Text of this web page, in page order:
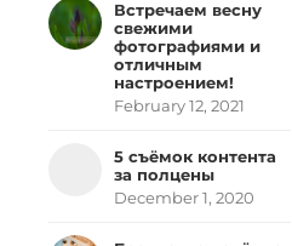
Встречаем весну
свежими
фотографиями и
отличным
настроением!
February 12, 2021
5 съёмок контента
за полцены
December 1, 2020